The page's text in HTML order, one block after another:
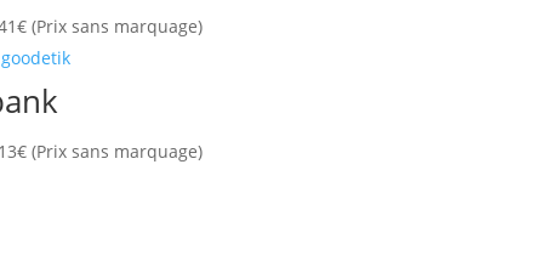
€ (Prix sans marquage)
€ (Prix sans marquage)